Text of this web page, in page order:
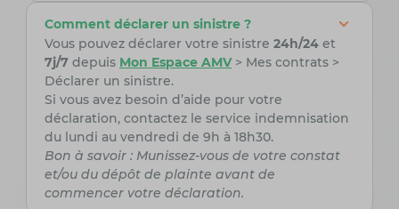
Comment déclarer un sinistre ?
Vous pouvez déclarer votre sinistre 24h/24et
7j/7 depuis Mon Espace AMV> Mes contrats >
Déclarer un sinistre.
Si vous avez besoin d’aide pour votre
déclaration, contactez le service indemnisation
du lundi au vendredi de 9h à 18h30.
Bon à savoir : Munissez-vous de votre constat
et/ou du dépôt de plainte avant de
commencer votre déclaration.